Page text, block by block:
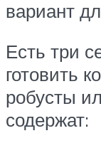
вариант
Есть три
готовить
робусты
содержат: